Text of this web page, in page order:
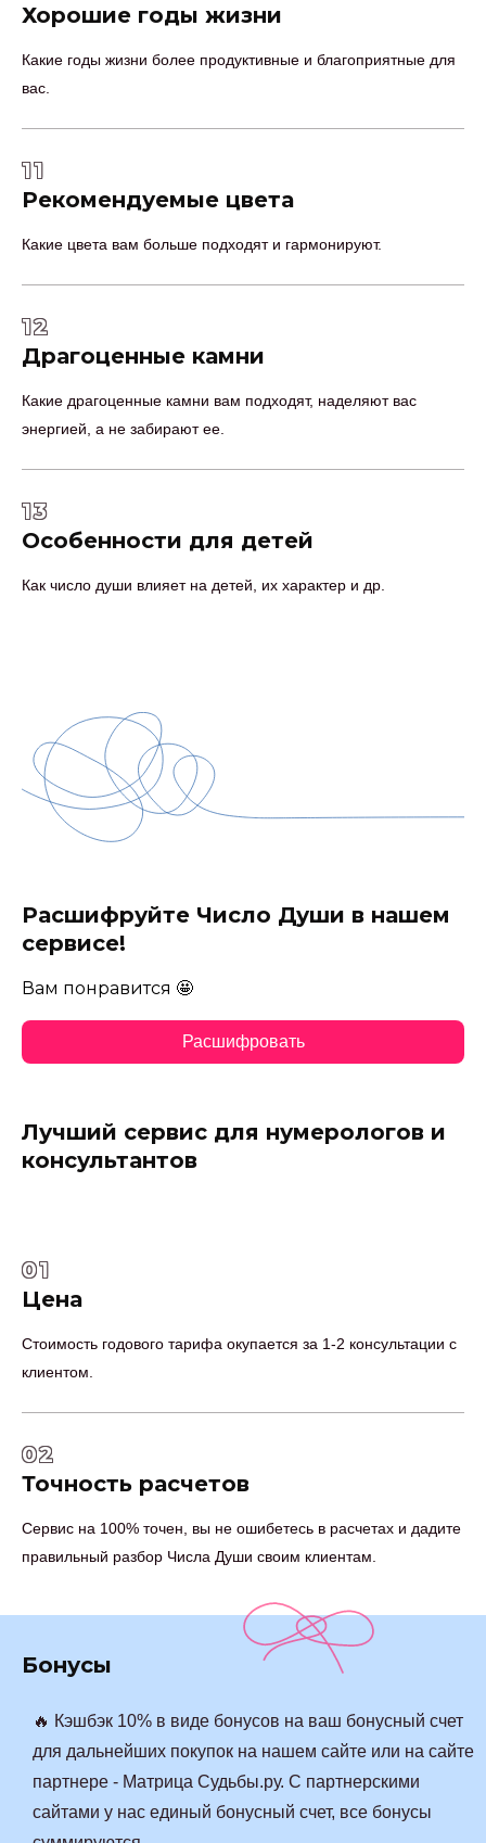
Хорошие годы жизни
Какие годы жизни более продуктивные и благоприятные для
вас.
11
Рекомендуемые цвета
Какие цвета вам больше подходят и гармонируют.
12
Драгоценные камни
Какие драгоценные камни вам подходят, наделяют вас
энергией, а не забирают ее.
13
Особенности для детей
Как число души влияет на детей, их характер и др.
Расшифруйте Число Души в нашем
сервисе!
Вам понравится 🤩
Расшифровать
Лучший сервис для нумерологов и
консультантов
01
Цена
Стоимость годового тарифа окупается за 1-2 консультации с
клиентом.
02
Точность расчетов
Сервис на 100% точен, вы не ошибетесь в расчетах и дадите
правильный разбор Числа Души своим клиентам.
Бонусы
🔥 Кэшбэк 10% в виде бонусов на ваш бонусный счет
для дальнейших покупок на нашем сайте или на сайте
партнере - Матрица Судьбы.ру. С партнерскими
сайтами у нас единый бонусный счет, все бонусы